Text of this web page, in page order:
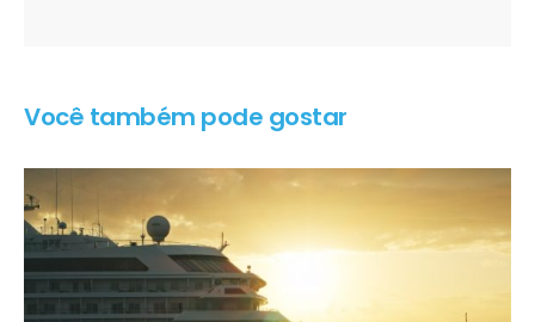
Você também pode gostar